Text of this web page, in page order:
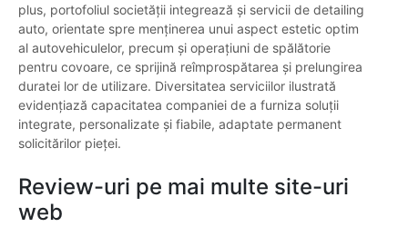
plus, portofoliul societății integrează și servicii de detailing
auto, orientate spre menținerea unui aspect estetic optim
al autovehiculelor, precum și operațiuni de spălătorie
pentru covoare, ce sprijină reîmprospătarea și prelungirea
duratei lor de utilizare. Diversitatea serviciilor ilustrată
evidențiază capacitatea companiei de a furniza soluții
integrate, personalizate și fiabile, adaptate permanent
solicitărilor pieței.
Review-uri pe mai multe site-uri
web